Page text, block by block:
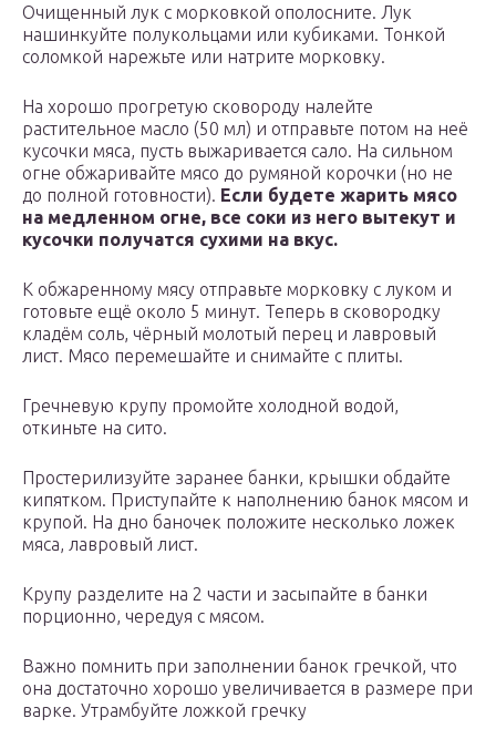
Очищенный лук с морковкой ополосните. Лук
нашинкуйте полукольцами или кубиками. Тонкой
соломкой нарежьте или натрите морковку.
На хорошо прогретую сковороду налейте
растительное масло (50 мл) и отправьте потом на неё
кусочки мяса, пусть выжаривается сало. На сильном
огне обжаривайте мясо до румяной корочки (но не
до полной готовности). Если будете жарить мясо
на медленном огне, все соки из него вытекут и
кусочки получатся сухими на вкус.
К обжаренному мясу отправьте морковку с луком и
готовьте ещё около 5 минут. Теперь в сковородку
кладём соль, чёрный молотый перец и лавровый
лист. Мясо перемешайте и снимайте с плиты.
Гречневую крупу промойте холодной водой,
откиньте на сито.
Простерилизуйте заранее банки, крышки обдайте
кипятком. Приступайте к наполнению банок мясом и
крупой. На дно баночек положите несколько ложек
мяса, лавровый лист.
Крупу разделите на 2 части и засыпайте в банки
порционно, чередуя с мясом.
Важно помнить при заполнении банок гречкой, что
она достаточно хорошо увеличивается в размере при
варке. Утрамбуйте ложкой гречку